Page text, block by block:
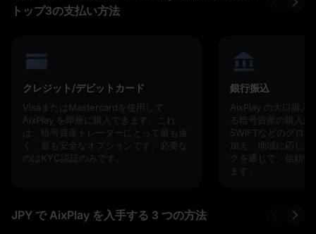
トップ3の支払い方法
クレジット/デビットカード
VisaまたはMastercardを使用して、
AixPlay を即座に購入できます。これ
は、暗号資産トレーダーにとって最も速
く、最も安全なオプションです。必要な
のはKYC認証のみです。
銀行振込
AixPlay の大口購入
る暗号資産の購入が
SWIFTなどのグロ
加え、地域に応じ
クを通じて、信頼
ます。
JPY で AixPlay を入手する 3 つの方法